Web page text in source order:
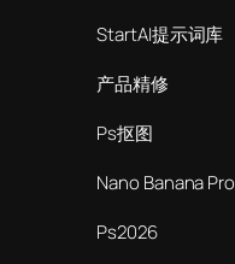
StartAI提示词库
产品精修
Ps抠图
Nano Banana Pro
Ps2026